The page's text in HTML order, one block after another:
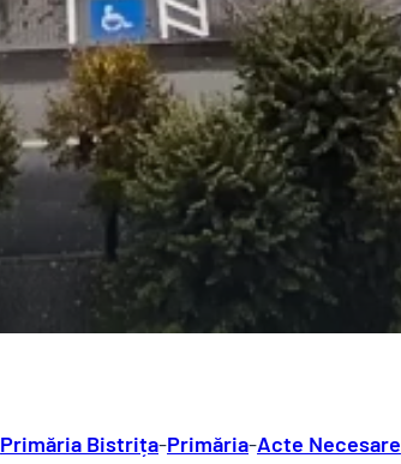
Primăria Bistrița-Primăria-Acte Necesare